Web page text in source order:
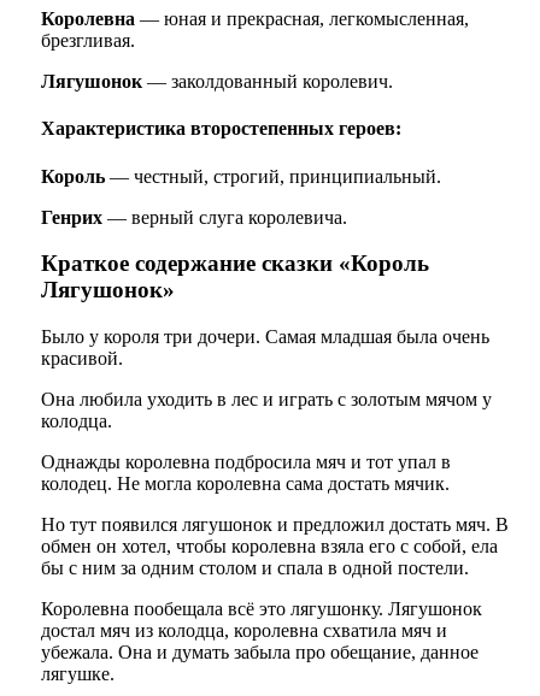
Королевна — юная и прекрасная, легкомысленная,
брезгливая.
Лягушонок— заколдованный королевич.
Характеристика второстепенных героев:
Король— честный, строгий, принципиальный.
Генрих— верный слуга королевича.
Краткое содержание сказки «Король
Лягушонок»
Было у короля три дочери. Самая младшая была очень
красивой.
Она любила уходить в лес и играть с золотым мячом у
колодца.
Однажды королевна подбросила мяч и тот упал в
колодец. Не могла королевна сама достать мячик.
Но тут появился лягушонок и предложил достать мяч. В
обмен он хотел, чтобы королевна взяла его с собой, ела
бы с ним за одним столом и спала в одной постели.
Королевна пообещала всё это лягушонку. Лягушонок
достал мяч из колодца, королевна схватила мяч и
убежала. Она и думать забыла про обещание, данное
лягушке.